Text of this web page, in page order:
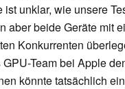
ist unklar, wie unsere
aber beide Geräte mit
Konkurrenten
Team bei Apple
könnte tatsächlich